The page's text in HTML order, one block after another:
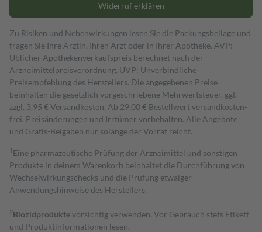
Widerruf erklären
Zu Risiken und Nebenwirkungen lesen Sie die Packungsbeilage und
fragen Sie Ihre Ärztin, Ihren Arzt oder in Ihrer Apotheke. AVP:
Üblicher Apothekenverkaufspreis berechnet nach der
Arzneimittelpreisverordnung. UVP: Unverbindliche
Preisempfehlung des Herstellers. Die angegebenen Preise
beinhalten die gesetzlich vorgeschriebene Mehrwertsteuer, ggf.
zzgl. 3,95 € Versandkosten. Ab 29,00 € Bestell­wert versand­kosten­
frei. Preisänderungen und Irrtümer vorbehalten. Alle Angebote
und Gratis-Beigaben nur solange der Vorrat reicht.
1 Eine pharmazeutische Prüfung der Arzneimittel und sonstigen
Produkte in deinem Warenkorb beinhaltet die Durchführung von
Wechselwirkungschecks und die Prüfung etwaiger
Anwendungshinweise des Herstellers.
2Biozidproduktevorsichtig verwenden. Vor Gebrauch stets Etikett
und Produktinformationen lesen.